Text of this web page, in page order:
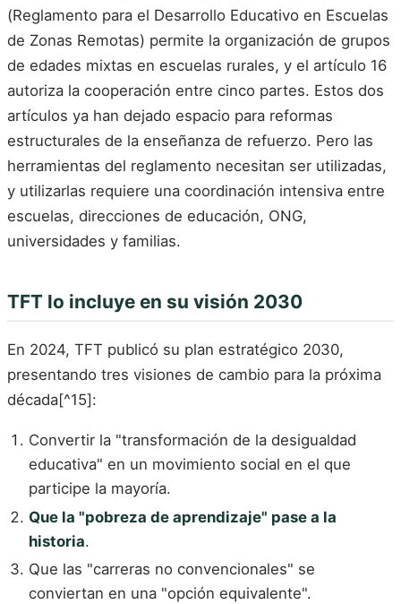
(Reglamento para el Desarrollo Educativo en Escuelas
de Zonas Remotas) permite la organización de grupos
de edades mixtas en escuelas rurales, y el artículo 16
autoriza la cooperación entre cinco partes. Estos dos
artículos ya han dejado espacio para reformas
estructurales de la enseñanza de refuerzo. Pero las
herramientas del reglamento necesitan ser utilizadas,
y utilizarlas requiere una coordinación intensiva entre
escuelas, direcciones de educación, ONG,
universidades y familias.
TFT lo incluye en su visión 2030
En 2024, TFT publicó su plan estratégico 2030,
presentando tres visiones de cambio para la próxima
década[^15]:
Convertir la "transformación de la desigualdad
educativa" en un movimiento social en el que
participe la mayoría.
Que la "pobreza de aprendizaje" pase a la
historia.
Que las "carreras no convencionales" se
conviertan en una "opción equivalente".